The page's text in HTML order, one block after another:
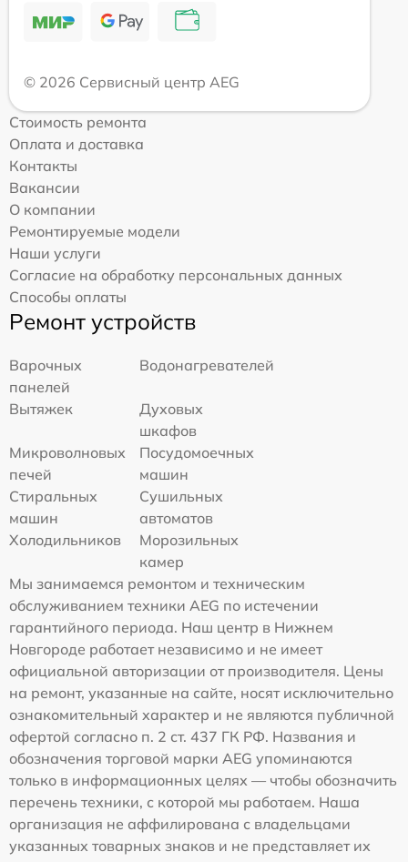
© 2026 Сервисный центр AEG
Стоимость ремонта
Оплата и доставка
Контакты
Вакансии
О компании
Ремонтируемые модели
Наши услуги
Согласие на обработку персональных данных
Способы оплаты
Ремонт устройств
Варочных
панелей
Водонагревателей
Вытяжек
Духовых
шкафов
Микроволновых
печей
Посудомоечных
машин
Стиральных
машин
Сушильных
автоматов
Холодильников
Морозильных
камер
Мы занимаемся ремонтом и техническим
обслуживанием техники AEG по истечении
гарантийного периода. Наш центр в Нижнем
Новгороде работает независимо и не имеет
официальной авторизации от производителя. Цены
на ремонт, указанные на сайте, носят исключительно
ознакомительный характер и не являются публичной
офертой согласно п. 2 ст. 437 ГК РФ. Названия и
обозначения торговой марки AEG упоминаются
только в информационных целях — чтобы обозначить
перечень техники, с которой мы работаем. Наша
организация не аффилирована с владельцами
указанных товарных знаков и не представляет их